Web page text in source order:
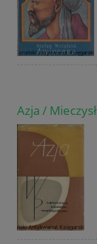
Azja /